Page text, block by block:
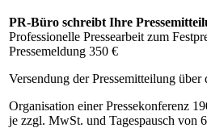
PR-Büro schreibt Ihre
Professionelle Pressearbeit zum
Pressemeldung 350 €
Versendung der Pressemitteilung
Organisation einer Pressekonferenz
je zzgl. MwSt. und Tagespausch von